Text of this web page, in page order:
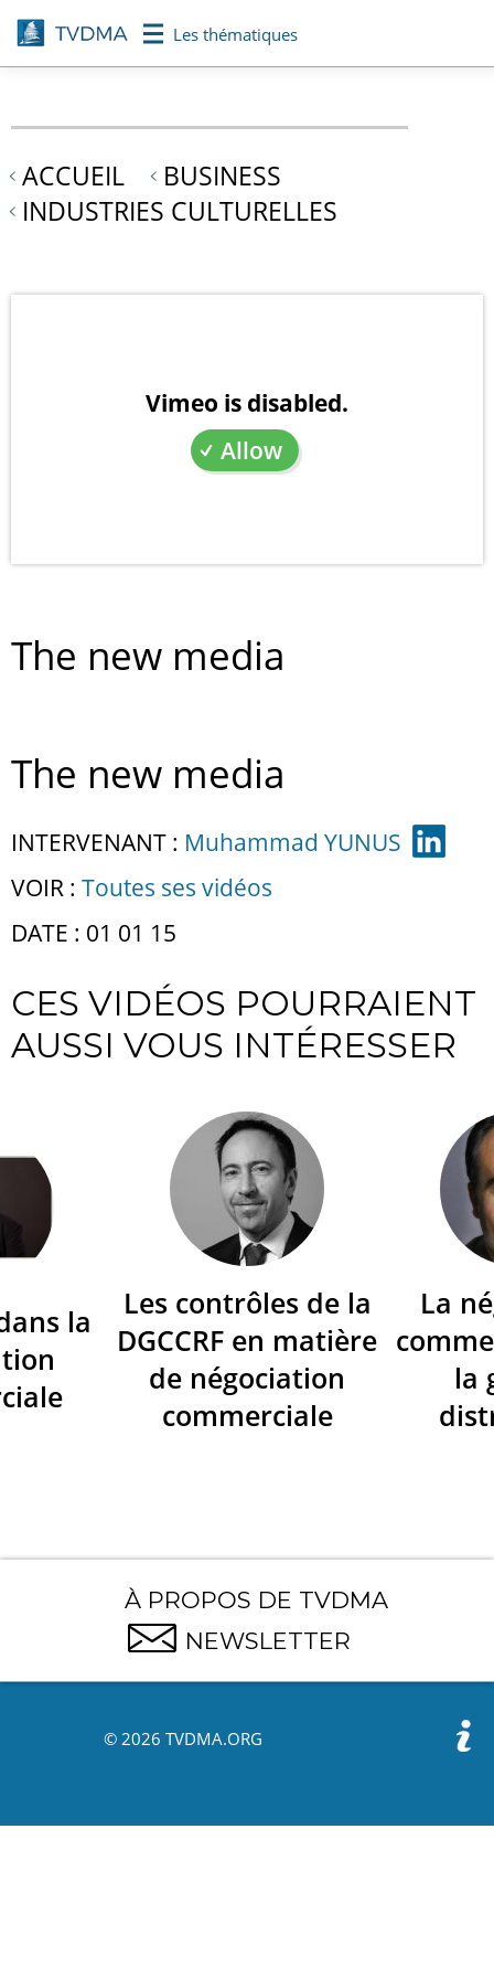
Aller
au
contenu
Les thématiques
ACCUEIL
BUSINESS
INDUSTRIES CULTURELLES
Vimeo is disabled.
Allow
The new media
The new media
INTERVENANT : Muhammad YUNUS
VOIR : Toutes ses vidéos
DATE : 01 01 15
CES VIDÉOS POURRAIENT
AUSSI VOUS INTÉRESSER
la
Les contrôles de la
DGCCRF en matière
de négociation
commerciale
La
la
À PROPOS DE TVDMA
NEWSLETTER
© 2026 TVDMA.ORG